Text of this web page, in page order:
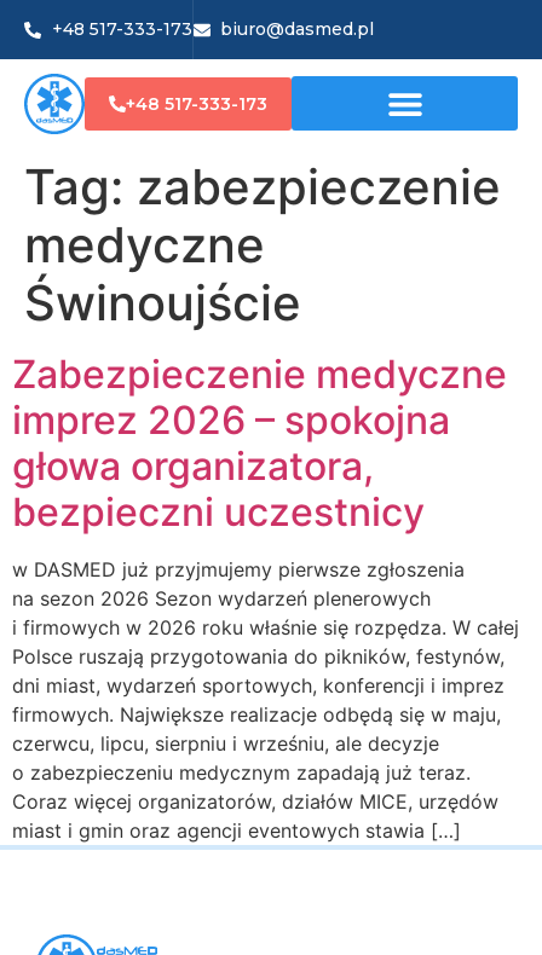
+48 517-333-173 biuro@dasmed.pl
+48 517-333-173
Tag: zabezpieczenie
medyczne
Świnoujście
Zabezpieczenie medyczne
imprez 2026 – spokojna
głowa organizatora,
bezpieczni uczestnicy
w DASMED już przyjmujemy pierwsze zgłoszenia
na sezon 2026 Sezon wydarzeń plenerowych
i firmowych w 2026 roku właśnie się rozpędza. W całej
Polsce ruszają przygotowania do pikników, festynów,
dni miast, wydarzeń sportowych, konferencji i imprez
firmowych. Największe realizacje odbędą się w maju,
czerwcu, lipcu, sierpniu i wrześniu, ale decyzje
o zabezpieczeniu medycznym zapadają już teraz.
Coraz więcej organizatorów, działów MICE, urzędów
miast i gmin oraz agencji eventowych stawia […]